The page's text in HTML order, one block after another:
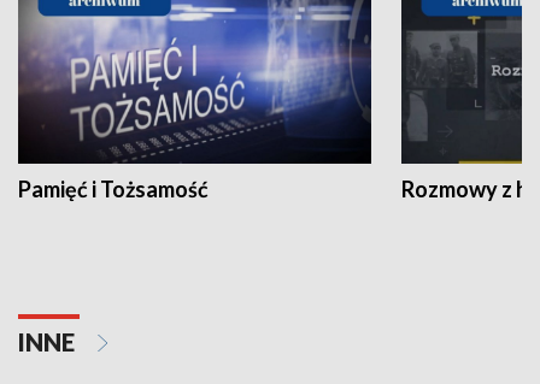
Pamięć i Tożsamość Rozmowy z
INNE